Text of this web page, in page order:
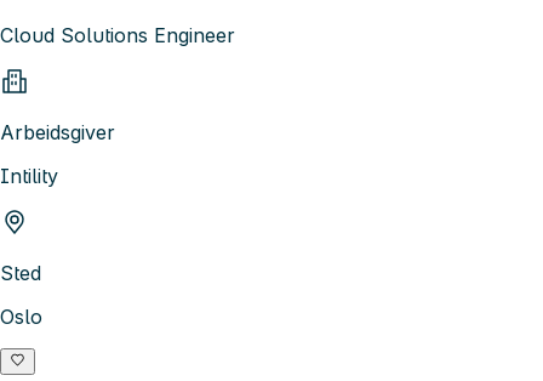
Cloud Solutions Engineer
Arbeidsgiver
Intility
Sted
Oslo